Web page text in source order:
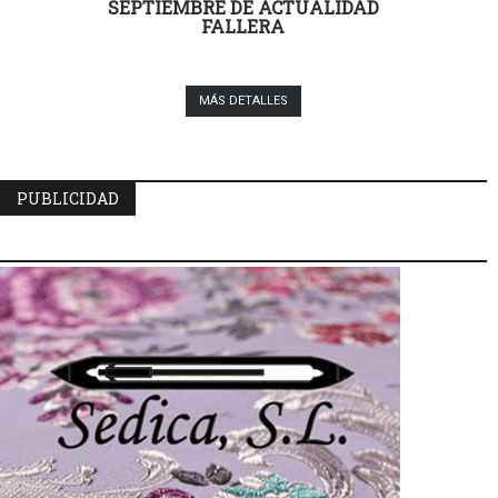
SEPTIEMBRE DE ACTUALIDAD
FALLERA
MÁS DETALLES
PUBLICIDAD